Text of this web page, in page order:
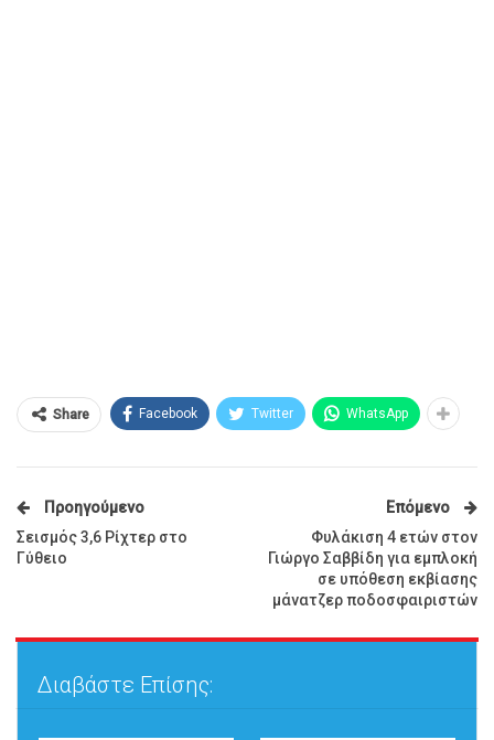
Share Facebook Twitter WhatsApp
Προηγούμενο
Σεισμός 3,6 Ρίχτερ στο
Γύθειο
Επόμενο
Φυλάκιση 4 ετών στον
Γιώργο Σαββίδη για εμπλοκή
σε υπόθεση εκβίασης
μάνατζερ ποδοσφαιριστών
Διαβάστε Επίσης: